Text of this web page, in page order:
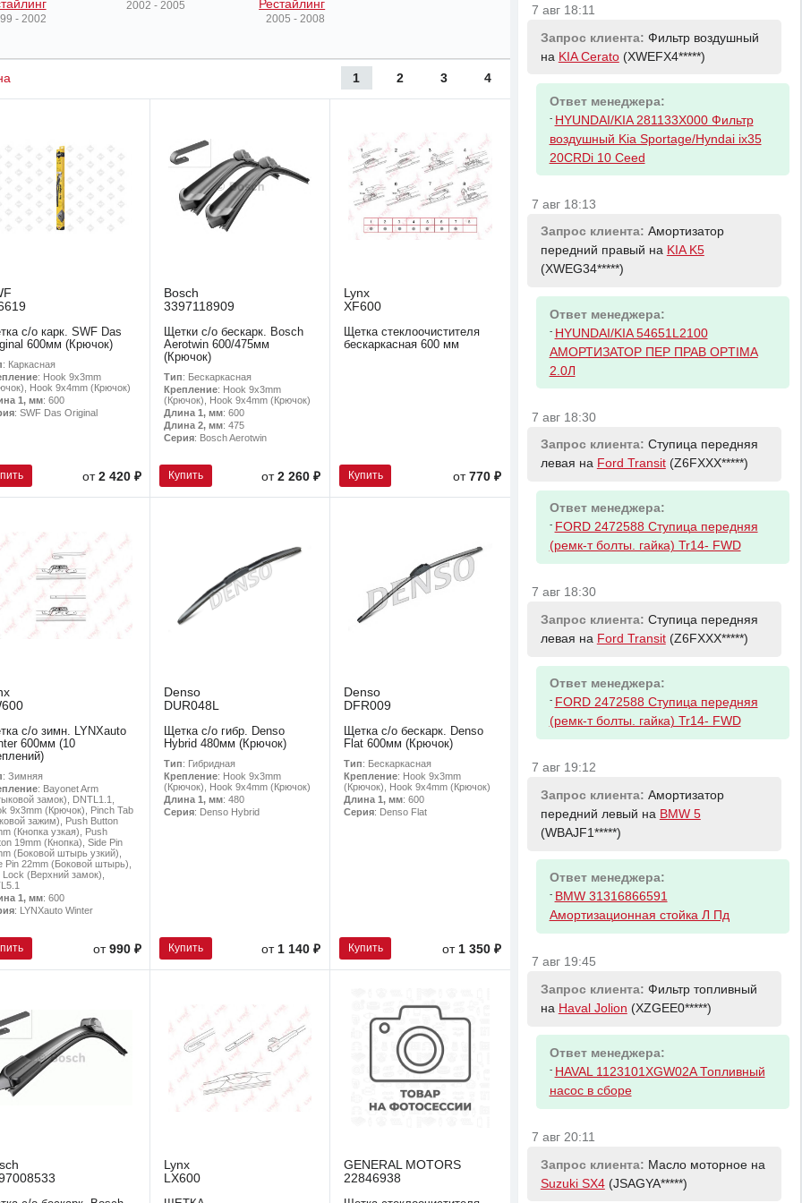
- 2002
2002 - 2005 Рестайлинг
2005 - 2008
1 2 3 4
с/о карк. SWF Das
600мм (Крючок)
: Каркасная
: Hook 9x3mm
Hook 9x4mm (Крючок)
1, мм: 600
: SWF Das Original
от 2 420 ₽
Bosch
3397118909
Щетки с/о бескарк. Bosch
Aerotwin 600/475мм
(Крючок)
Тип: Бескаркасная
Крепление: Hook 9x3mm
(Крючок), Hook 9x4mm (Крючок)
Длина 1, мм: 600
Длина 2, мм: 475
Серия: Bosch Aerotwin
Купить от2 260 ₽
Lynx
XF600
Щетка стеклоочистителя
бескаркасная 600 мм
Купить от 770 ₽
с/о зимн. LYNXauto
600мм (10
: Зимняя
: Bayonet Arm
замок), DNTL1.1,
9x3mm (Крючок), Pinch Tab
зажим), Push Button
(Кнопка узкая), Push
19mm (Кнопка), Side Pin
(Боковой штырь узкий),
Pin 22mm (Боковой штырь),
Lock (Верхний замок),
1, мм: 600
: LYNXauto Winter
от 990 ₽
Denso
DUR048L
Щетка с/о гибр. Denso
Hybrid 480мм (Крючок)
Тип: Гибридная
Крепление: Hook 9x3mm
(Крючок), Hook 9x4mm (Крючок)
Длина 1, мм: 480
Серия: Denso Hybrid
Купить от 1 140 ₽
Denso
DFR009
Щетка с/о бескарк. Denso
Flat 600мм (Крючок)
Тип: Бескаркасная
Крепление: Hook 9x3mm
(Крючок), Hook 9x4mm (Крючок)
Длина 1, мм: 600
Серия: Denso Flat
Купить от 1 350 ₽
Lynx
LX600
GENERAL MOTORS
22846938
7 авг 18:11
Запрос клиента: Фильтр воздушный
на KIA Cerato(XWEFX4*****)
Ответ менеджера:
- HYUNDAI/KIA 281133X000 Фильтр
воздушный Kia Sportage/Hyndai ix35
20CRDi 10 Ceed
7 авг 18:13
Запрос клиента: Амортизатор
передний правый на KIA K5
(XWEG34*****)
Ответ менеджера:
- HYUNDAI/KIA 54651L2100
АМОРТИЗАТОР ПЕР ПРАВ OPTIMA
2.0Л
7 авг 18:30
Запрос клиента: Ступица передняя
левая на Ford Transit(Z6FXXX*****)
Ответ менеджера:
- FORD 2472588 Ступица передняя
(ремк-т болты. гайка) Tr14- FWD
7 авг 18:30
Запрос клиента: Ступица передняя
левая на Ford Transit(Z6FXXX*****)
Ответ менеджера:
- FORD 2472588 Ступица передняя
(ремк-т болты. гайка) Tr14- FWD
7 авг 19:12
Запрос клиента: Амортизатор
передний левый на BMW 5
(WBAJF1*****)
Ответ менеджера:
- BMW 31316866591
Амортизационная стойка Л Пд
7 авг 19:45
Запрос клиента: Фильтр топливный
на Haval Jolion (XZGEE0*****)
Ответ менеджера:
- HAVAL 1123101XGW02A Топливный
насос в сборе
7 авг 20:11
Запрос клиента: Масло моторное на
Suzuki SX4(JSAGYA*****)